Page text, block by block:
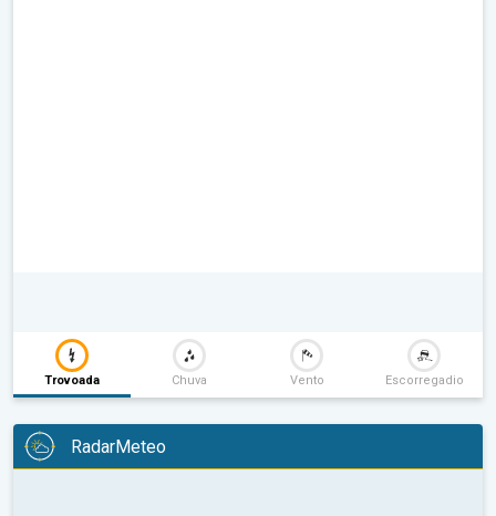
Trovoada Chuva Vento Escorregadio
RadarMeteo